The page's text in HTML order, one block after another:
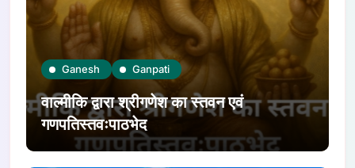
Ganesh Ganpati
वाल्मीकि द्वारा श्रीगणेश का स्तवन एवं
गणपतिस्तवःपाठभेद